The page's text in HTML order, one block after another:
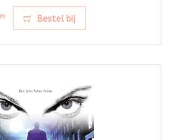
99 Bestel bij